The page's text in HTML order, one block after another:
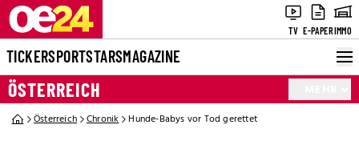
TV E-PAPERIMMO
TICKERSPORTSTARSMAGAZINE
ÖSTERREICH
Österreich Chronik Hunde-Babys vor Tod gerettet